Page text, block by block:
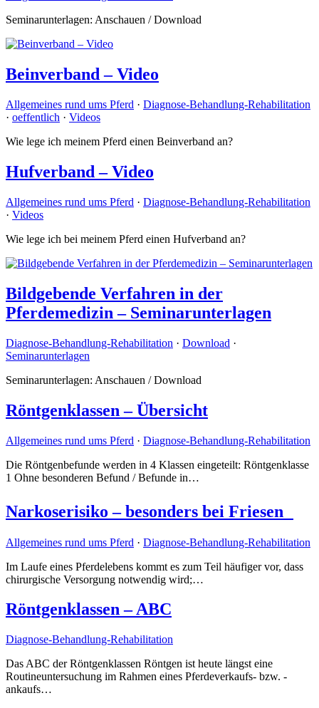
Seminarunterlagen: Anschauen / Download
Beinverband – Video
Allgemeines rund ums Pferd · Diagnose-Behandlung-Rehabilitation
· oeffentlich · Videos
Wie lege ich meinem Pferd einen Beinverband an?
Hufverband – Video
Allgemeines rund ums Pferd · Diagnose-Behandlung-Rehabilitation
· Videos
Wie lege ich bei meinem Pferd einen Hufverband an?
Bildgebende Verfahren in der
Pferdemedizin – Seminarunterlagen
Diagnose-Behandlung-Rehabilitation · Download ·
Seminarunterlagen
Seminarunterlagen: Anschauen / Download
Röntgenklassen – Übersicht
Allgemeines rund ums Pferd · Diagnose-Behandlung-Rehabilitation
Die Röntgenbefunde werden in 4 Klassen eingeteilt: Röntgenklasse
1 Ohne besonderen Befund / Befunde in…
Narkoserisiko – besonders bei Friesen
Allgemeines rund ums Pferd · Diagnose-Behandlung-Rehabilitation
Im Laufe eines Pferdelebens kommt es zum Teil häufiger vor, dass
chirurgische Versorgung notwendig wird;…
Röntgenklassen – ABC
Diagnose-Behandlung-Rehabilitation
Das ABC der Röntgenklassen Röntgen ist heute längst eine
Routineuntersuchung im Rahmen eines Pferdeverkaufs- bzw. -
ankaufs…